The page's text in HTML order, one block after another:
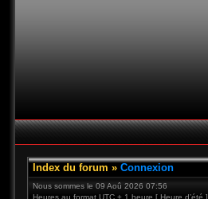
Index du forum » Connexion
Nous sommes le 09 Aoû 2026 07:56
Heures au format UTC + 1 heure [ Heure d’été ]